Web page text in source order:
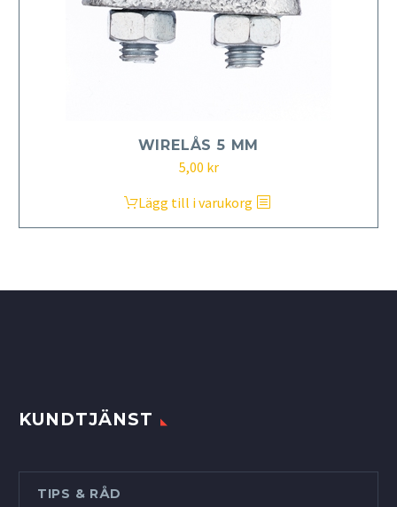
WIRELÅS 5 MM
5,00 kr
Lägg till i varukorg
KUNDTJÄNST
TIPS & RÅD